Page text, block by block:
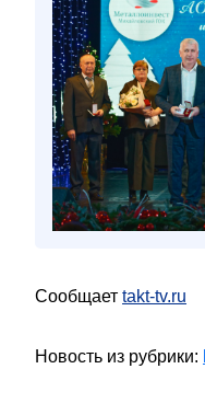
Сообщает takt-tv.ru
Новость из рубрики: